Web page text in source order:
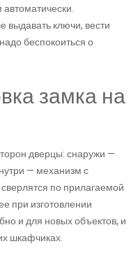
выдавать ключи, вести
беспокоиться о
замка на
дверцы: снаружи —
— механизм с
по прилагаемой
при изготовлении
и для новых объектов, и
шкафчиках.